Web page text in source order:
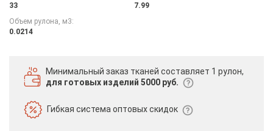
33
7.99
Объем рулона, м3:
0.0214
Минимальный заказ тканей составляет 1 рулон,
для готовых изделий 5000 руб.
Гибкая системаоптовых скидок